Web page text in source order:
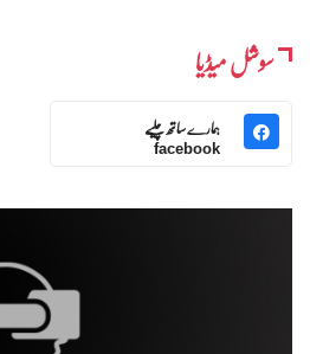
سوشل میڈیا
ہمارے ساتھ چلیے
facebook